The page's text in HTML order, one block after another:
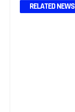
RELATED NEWS